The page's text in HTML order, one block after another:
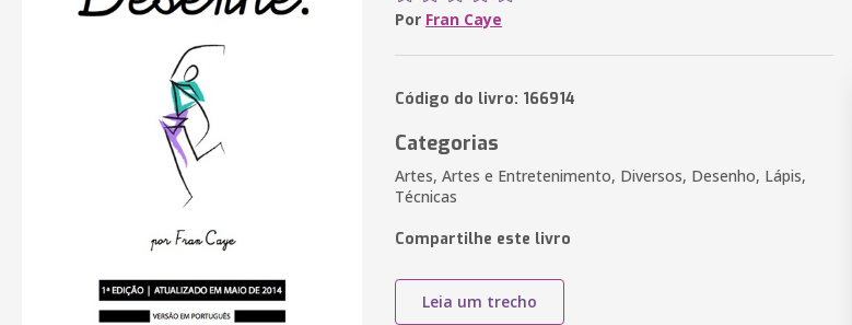
Por Fran Caye
Código do livro: 166914
Categorias
Artes, Artes e Entretenimento, Diversos, Desenho, Lápis,
Técnicas
Compartilhe este livro
Leia um trecho